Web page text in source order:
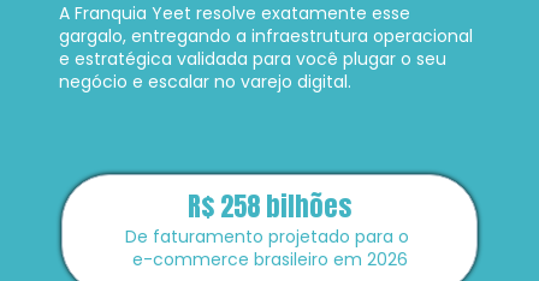
A Franquia Yeet resolve exatamente esse
gargalo, entregando a infraestrutura operacional
e estratégica validada para você plugar o seu
negócio e escalar no varejo digital.
R$ 258 bilhões
De faturamento projetado para o
e-commerce brasileiro em 2026